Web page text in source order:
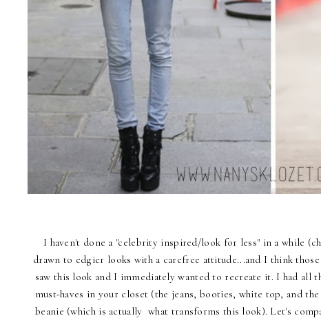
I haven't done a "celebrity inspired/look for less" in a while
drawn to edgier looks with a carefree attitude...and I think
saw this look and I immediately wanted to recreate it. I had all
must-haves in your closet (the jeans, booties, white top, and
beanie (which is actually what transforms this look). Let's